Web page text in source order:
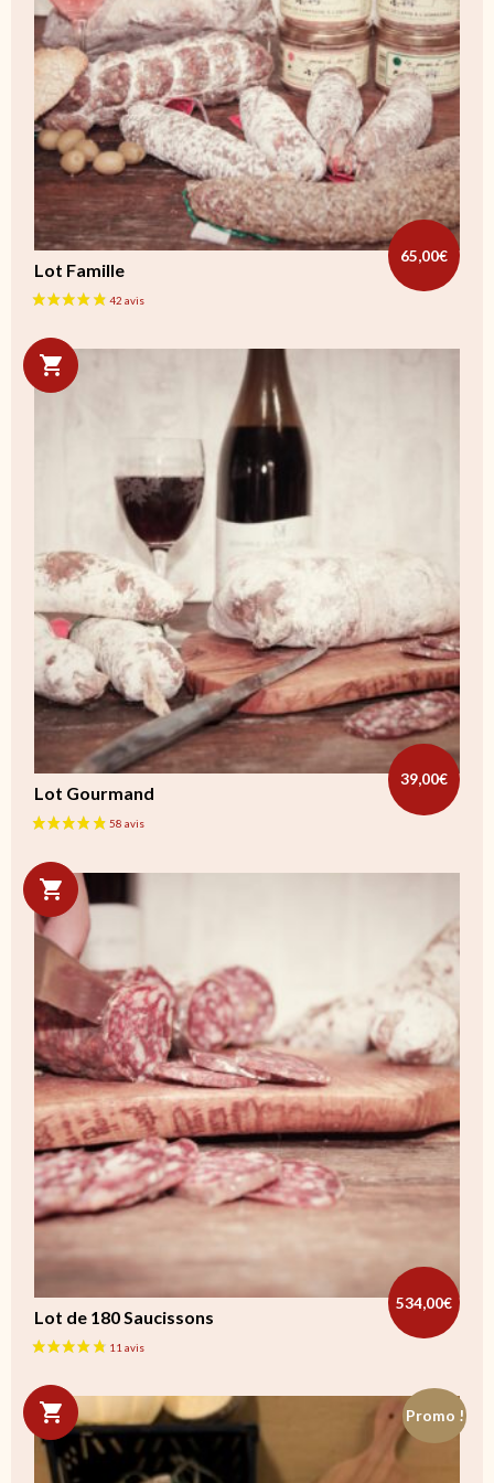
Lot Famille
65,00€
Lot Gourmand
39,00€
Lot de 180 Saucissons
534,00€
Promo !